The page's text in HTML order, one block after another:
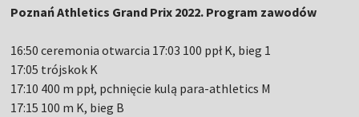
Poznań Athletics Grand Prix 2022. Program zawodów
16:50 ceremonia otwarcia 17:03 100 ppł K, bieg 1
17:05 trójskok K
17:10 400 m ppł, pchnięcie kulą para-athletics M
17:15 100 m K, bieg B